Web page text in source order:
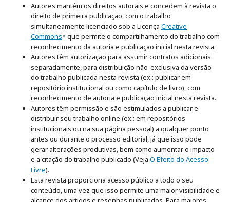
Autores mantém os direitos autorais e concedem à revista o
direito de primeira publicação, com o trabalho
simultaneamente licenciado sob a Licença Creative
Commons* que permite o compartilhamento do trabalho com
reconhecimento da autoria e publicação inicial nesta revista.
Autores têm autorização para assumir contratos adicionais
separadamente, para distribuição não-exclusiva da versão
do trabalho publicada nesta revista (ex.: publicar em
repositório institucional ou como capítulo de livro), com
reconhecimento de autoria e publicação inicial nesta revista.
Autores têm permissão e são estimulados a publicar e
distribuir seu trabalho online (ex.: em repositórios
institucionais ou na sua página pessoal) a qualquer ponto
antes ou durante o processo editorial, já que isso pode
gerar alterações produtivas, bem como aumentar o impacto
e a citação do trabalho publicado (Veja O Efeito do Acesso
Livre).
Esta revista proporciona acesso público a todo o seu
conteúdo, uma vez que isso permite uma maior visibilidade e